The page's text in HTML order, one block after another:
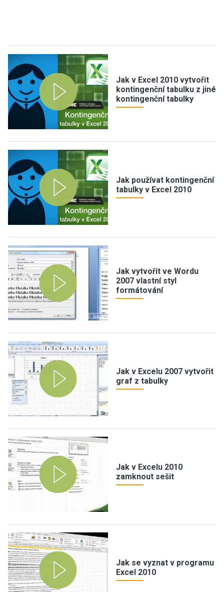
Jak v Excel 2010 vytvořit
kontingenční tabulku z jiné
kontingenční tabulky
Jak používat kontingenční
tabulky v Excel 2010
Jak vytvořit ve Wordu
2007 vlastní styl
formátování
Jak v Excelu 2007 vytvořit
graf z tabulky
Jak v Excelu 2010
zamknout sešit
Jak se vyznat v programu
Excel 2010